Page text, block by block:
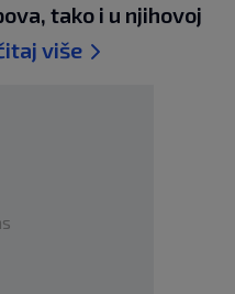
tako i u njihovoj
više